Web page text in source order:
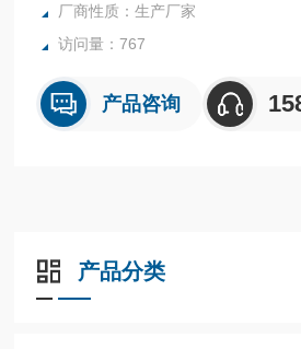
厂商性质：生产厂家
访问量：767
产品咨询
产品分类